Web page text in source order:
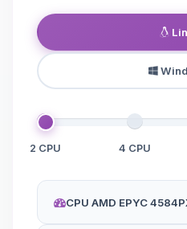
2 CPU 4 CPU
CPU AMD EPYC